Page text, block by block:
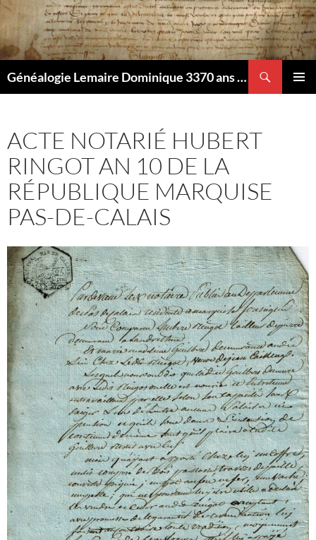
Aller
au
contenu
Généalogie Lemaire Dominique 3370 ans d'histoire bon on rêve aussi..
ACTE NOTARIÉ HUBERT
RINGOT AN 10 DE LA
RÉPUBLIQUE MARQUISE
PAS-DE-CALAIS